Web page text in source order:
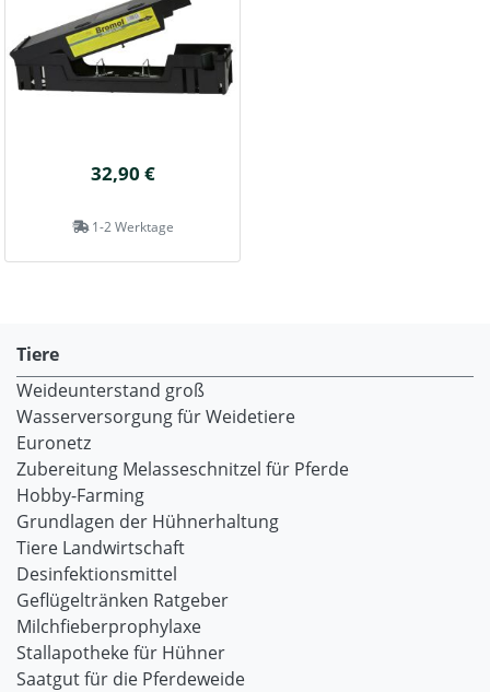
32,90 €
1-2 Werktage
Tiere
Weideunterstand groß
Wasserversorgung für Weidetiere
Euronetz
Zubereitung Melasseschnitzel für Pferde
Hobby-Farming
Grundlagen der Hühnerhaltung
Tiere Landwirtschaft
Desinfektionsmittel
Geflügeltränken Ratgeber
Milchfieberprophylaxe
Stallapotheke für Hühner
Saatgut für die Pferdeweide